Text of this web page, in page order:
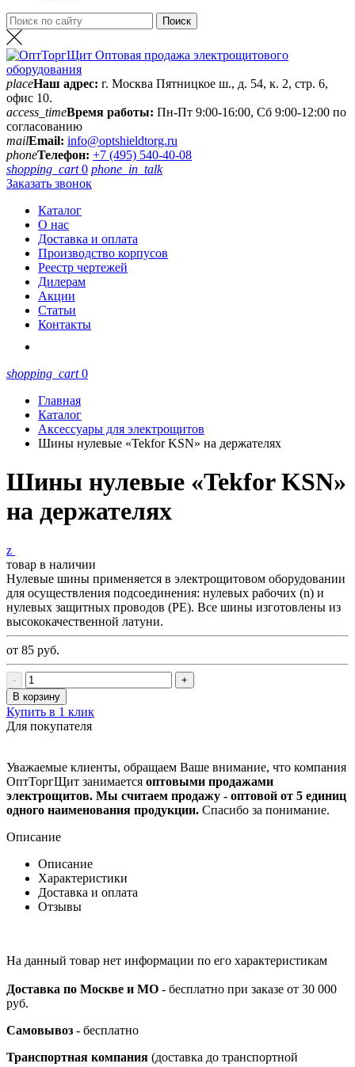
placeНаш адрес: г. Москва Пятницкое ш., д. 54, к. 2, стр. 6,
офис 10.
access_timeВремя работы: Пн-Пт 9:00-16:00, Сб 9:00-12:00 по
согласованию
mailEmail: info@optshieldtorg.ru
phoneТелефон: +7 (495) 540-40-08
shopping_cart 0 phone_in_talk
Заказать звонок
Каталог
О нас
Доставка и оплата
Производство корпусов
Реестр чертежей
Дилерам
Акции
Статьи
Контакты
shopping_cart 0
Главная
Каталог
Аксессуары для электрощитов
Шины нулевые «Tekfor KSN» на держателях
Шины нулевые «Tekfor KSN»
на держателях
z
товар в наличии
Нулевые шины применяется в электрощитовом оборудовании
для осуществления подсоединения: нулевых рабочих (n) и
нулевых защитных проводов (РЕ). Все шины изготовлены из
высококачественной латуни.
от 85 руб.
-
+
В корзину
Купить в 1 клик
Для покупателя
Уважаемые клиенты, обращаем Ваше внимание, что компания
ОптТоргЩит занимается оптовыми продажами
электрощитов. Мы считаем продажу - оптовой от 5 единиц
одного наименования продукции. Спасибо за понимание.
Описание
Описание
Характеристики
Доставка и оплата
Отзывы
На данный товар нет информации по его характеристикам
Доставка по Москве и МО - бесплатно при заказе от 30 000
руб.
Самовывоз - бесплатно
Транспортная компания (доставка до транспортной